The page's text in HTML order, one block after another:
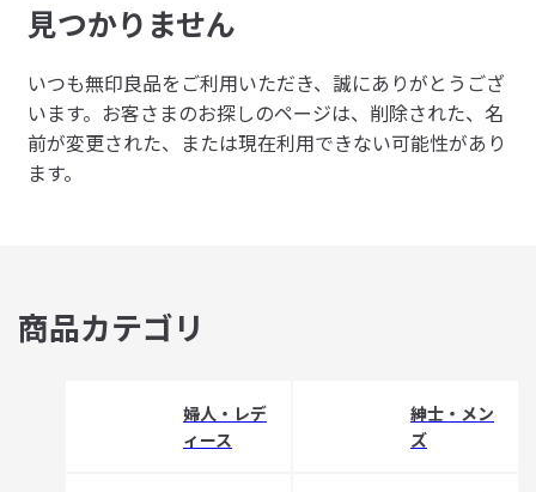
ネ
ッ
ト
ス
ト
ア
見つかりません
いつも無印良品をご利用いただき、誠にありがとうござ
います。 お客さまのお探しのページは、削除された、名
前が変更された、または現在利用できない可能性があり
ます。
商品カテゴリ
婦人・レデ
ィース
紳士・メン
ズ